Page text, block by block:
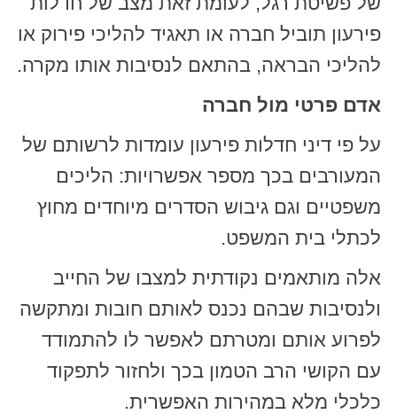
פירעון תוביל חברה או תאגיד להליכי פירוק או
להליכי הבראה, בהתאם לנסיבות אותו מקרה.
אדם פרטי מול חברה
על פי דיני חדלות פירעון עומדות לרשותם של
המעורבים בכך מספר אפשרויות: הליכים
משפטיים וגם גיבוש הסדרים מיוחדים מחוץ
לכתלי בית המשפט.
אלה מותאמים נקודתית למצבו של החייב
ולנסיבות שבהם נכנס לאותם חובות ומתקשה
לפרוע אותם ומטרתם לאפשר לו להתמודד
עם הקושי הרב הטמון בכך ולחזור לתפקוד
כלכלי מלא במהירות האפשרית.